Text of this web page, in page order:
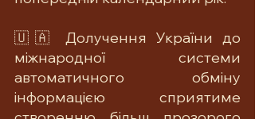
🇺🇦 Долучення України до
міжнародної системи
автоматичного обміну
інформацією сприятиме